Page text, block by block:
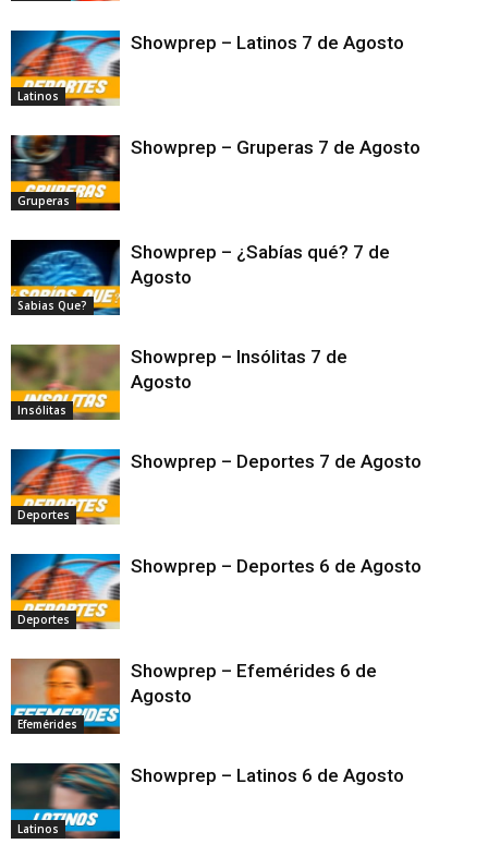
Latinos
Showprep – Latinos 7 de Agosto
Gruperas
Showprep – Gruperas 7 de Agosto
Sabias Que?
Showprep – ¿Sabías qué? 7 de
Agosto
Insólitas
Showprep – Insólitas 7 de
Agosto
Deportes
Showprep – Deportes 7 de Agosto
Deportes
Showprep – Deportes 6 de Agosto
Efemérides
Showprep – Efemérides 6 de
Agosto
Latinos
Showprep – Latinos 6 de Agosto